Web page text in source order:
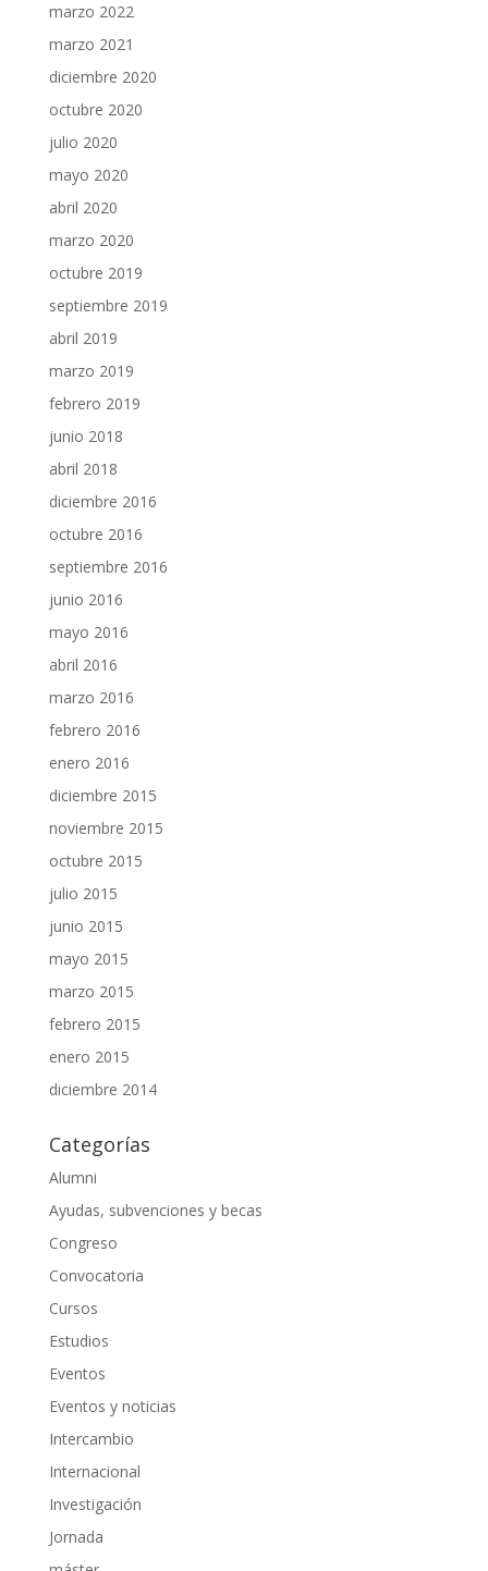
marzo 2022
marzo 2021
diciembre 2020
octubre 2020
julio 2020
mayo 2020
abril 2020
marzo 2020
octubre 2019
septiembre 2019
abril 2019
marzo 2019
febrero 2019
junio 2018
abril 2018
diciembre 2016
octubre 2016
septiembre 2016
junio 2016
mayo 2016
abril 2016
marzo 2016
febrero 2016
enero 2016
diciembre 2015
noviembre 2015
octubre 2015
julio 2015
junio 2015
mayo 2015
marzo 2015
febrero 2015
enero 2015
diciembre 2014
Categorías
Alumni
Ayudas, subvenciones y becas
Congreso
Convocatoria
Cursos
Estudios
Eventos
Eventos y noticias
Intercambio
Internacional
Investigación
Jornada